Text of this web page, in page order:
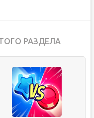
РАЗДЕЛА